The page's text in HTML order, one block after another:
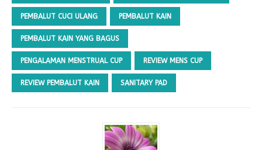
PEMBALUT CUCI ULANG PEMBALUT KAIN
PEMBALUT KAIN YANG BAGUS
PENGALAMAN MENSTRUAL CUP REVIEW MENS CUP
REVIEW PEMBALUT KAIN SANITARY PAD